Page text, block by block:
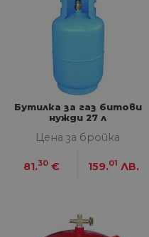
Бутилка за газ битови
нужди 27 л
Цена за бройка
81.30 € 159.01 ЛВ.